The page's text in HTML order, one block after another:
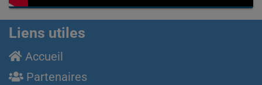
Liens utiles
Accueil
Partenaires